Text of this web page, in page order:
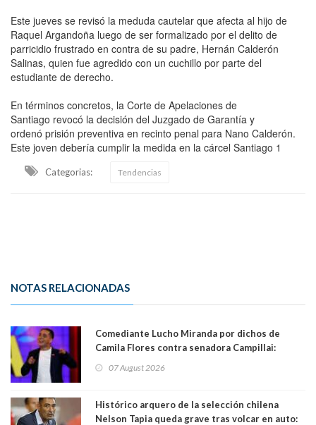
Este jueves se revisó la meduda cautelar que afecta al hijo de
Raquel Argandoña luego de ser formalizado por el delito de
parricidio frustrado en contra de su padre, Hernán Calderón
Salinas, quien fue agredido con un cuchillo por parte del
estudiante de derecho.
En términos concretos, la Corte de Apelaciones de
Santiago revocó la decisión del Juzgado de Garantía y
ordenó prisión preventiva en recinto penal para Nano Calderón.
Este joven debería cumplir la medida en la cárcel Santiago 1
Categorias: Tendencias
NOTAS RELACIONADAS
Comediante Lucho Miranda por dichos de
Camila Flores contra senadora Campillai:
forma de quitar dignidad"
07 August 2026
Histórico arquero de la selección chilena
Nelson Tapia queda grave tras volcar en auto: